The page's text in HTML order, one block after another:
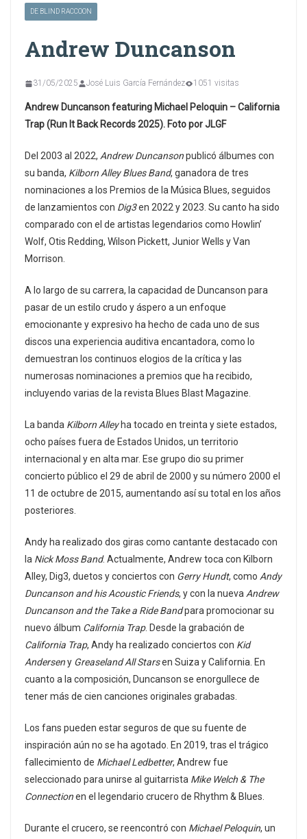
DE BLIND RACCOON
Andrew Duncanson
31/05/2025 José Luis García Fernández 1051 visitas
Andrew Duncanson featuring Michael Peloquin – California
Trap (Run It Back Records 2025). Foto por JLGF
Del 2003 al 2022, Andrew Duncansonpublicó álbumes con
su banda, Kilborn Alley Blues Band, ganadora de tres
nominaciones a los Premios de la Música Blues, seguidos
de lanzamientos con Dig3en 2022 y 2023. Su canto ha sido
comparado con el de artistas legendarios como Howlin’
Wolf, Otis Redding, Wilson Pickett, Junior Wells y Van
Morrison.
A lo largo de su carrera, la capacidad de Duncanson para
pasar de un estilo crudo y áspero a un enfoque
emocionante y expresivo ha hecho de cada uno de sus
discos una experiencia auditiva encantadora, como lo
demuestran los continuos elogios de la crítica y las
numerosas nominaciones a premios que ha recibido,
incluyendo varias de la revista Blues Blast Magazine.
La banda Kilborn Alleyha tocado en treinta y siete estados,
ocho países fuera de Estados Unidos, un territorio
internacional y en alta mar. Ese grupo dio su primer
concierto público el 29 de abril de 2000 y su número 2000 el
11 de octubre de 2015, aumentando así su total en los años
posteriores.
Andy ha realizado dos giras como cantante destacado con
la Nick Moss Band. Actualmente, Andrew toca con Kilborn
Alley, Dig3, duetos y conciertos con Gerry Hundt, como Andy
Duncanson and his Acoustic Friends, y con la nueva Andrew
Duncanson and the Take a Ride Bandpara promocionar su
nuevo álbum California Trap. Desde la grabación de
California Trap, Andy ha realizado conciertos con Kid
Anderseny Greaseland All Starsen Suiza y California. En
cuanto a la composición, Duncanson se enorgullece de
tener más de cien canciones originales grabadas.
Los fans pueden estar seguros de que su fuente de
inspiración aún no se ha agotado. En 2019, tras el trágico
fallecimiento de Michael Ledbetter, Andrew fue
seleccionado para unirse al guitarrista Mike Welch & The
Connectionen el legendario crucero de Rhythm & Blues.
Durante el crucero, se reencontró con Michael Peloquin, un